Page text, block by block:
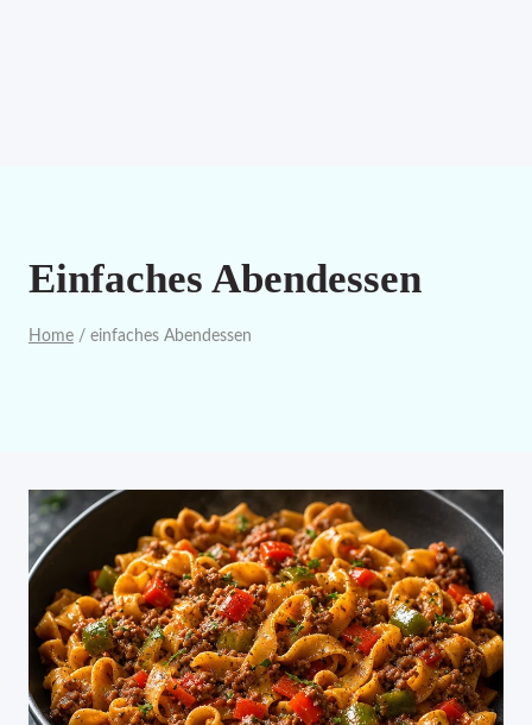
Einfaches Abendessen
Home / einfaches Abendessen